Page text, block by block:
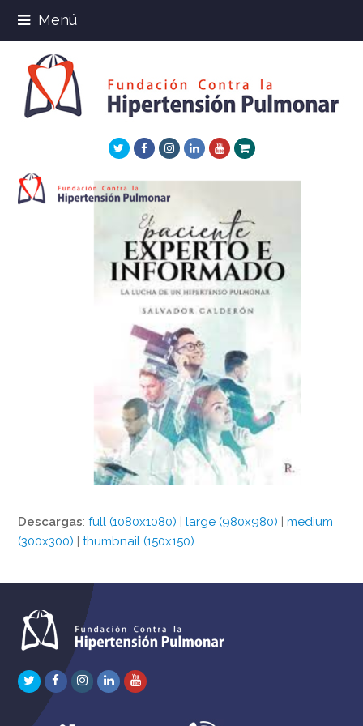
Menú
TwitterFacebookInstagram
LinkedInYoutube
Xing
Descargas:full (1080x1080) |large (980x980) |medium
(300x300) |thumbnail (150x150)
TwitterFacebook
Instagram
LinkedInYoutube